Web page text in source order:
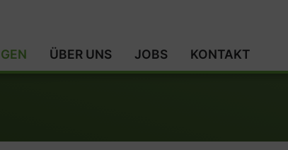
ÜBER UNS JOBS KONTAKT